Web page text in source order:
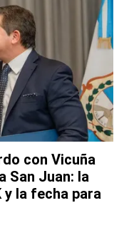
con Vicuña
San Juan: la
y la fecha para